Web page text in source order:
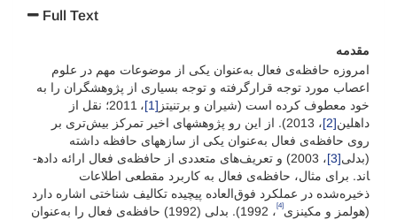
Full Text
مقدمه
امروزه حافظه‌ی فعال به‌عنوان یکی از موضوعات مهم در علوم
اعصاب مورد توجه قرارگرفته و توجه بسیاری از پژوهشگران را به
خود معطوف کرده است (شیران و برتنیتز [1]
، 2011؛ نقل از
داهلین[2]
، 2013). از این رو پژوهش­های اخیر تمرکز بیش‌تری بر
روی حافظه‌ی فعال به‌عنوان یکی از ساز­ه­های حافظه داشته
(بدلی[3]
، 2003) و تعریف‌های متعددی از حافظه‌ی فعال ارائه داده­
اند. برای مثال، حافظه‌ی فعال به کاربرد مقطعی اطلاعات
ذخیره‌شده در عملکرد فوق‌العاده پیچیده تکالیف شناختی اشاره دارد
(هولمز و مکینزی[4]
، 1992). بدلی (1992) حافظه‌ی فعال را به‌عنوان